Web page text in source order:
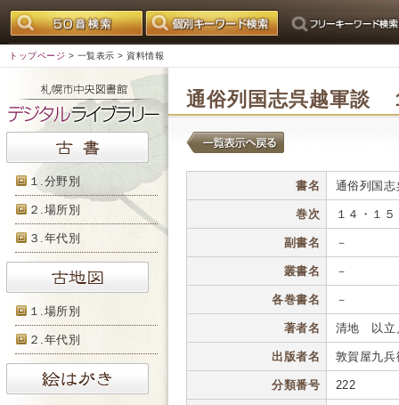
トップページ > 一覧表示 > 資料情報
１.分野別
２.場所別
３.年代別
１.場所別
２.年代別
通俗列国志呉越軍談
書名 通俗列国
巻次 １４・１５
副書名 －
叢書名 －
各巻書名 －
著者名 清地 以立
出版者名 敦賀屋九
分類番号 222